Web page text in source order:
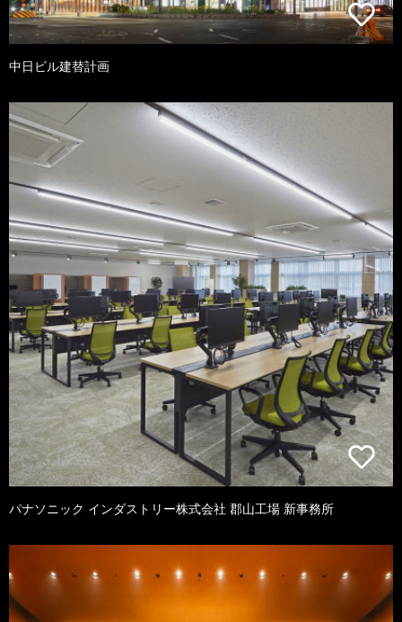
中日ビル建替計画
パナソニック インダストリー株式会社 郡山工場 新事務所